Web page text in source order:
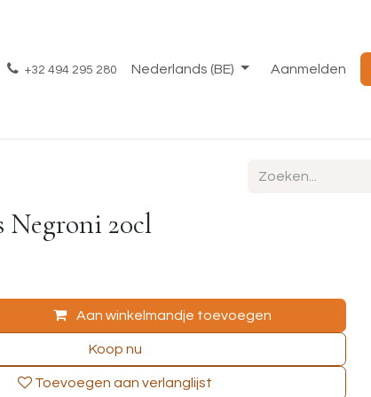
ons Blog
+32 494 295 280 Nederlands (BE) Aanmelden
Negroni 20cl
Aan winkelmandje toevoegen
Koop nu
Toevoegen aan verlanglijst